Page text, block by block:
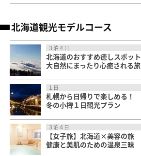
北海道観光モデルコース
３泊４日
北海道のおすすめ癒しスポット
大自然にまったり心癒される旅
１日
札幌から日帰りで楽しめる！
冬の小樽１日観光プラン
３泊４日
【女子旅】北海道×美容の旅
健康と美肌のための温泉三昧